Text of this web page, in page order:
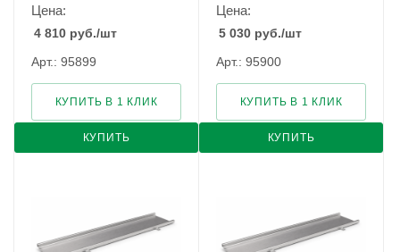
Цена:
4 810 руб./шт
Арт.: 95899
КУПИТЬ
КУПИТЬ В 1 КЛИК
Цена:
5 030 руб./шт
Арт.: 95900
КУПИТЬ
КУПИТЬ В 1 КЛИК